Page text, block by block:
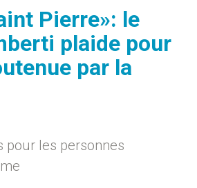
Pierre»: le
plaide pour
par la
pour les personnes